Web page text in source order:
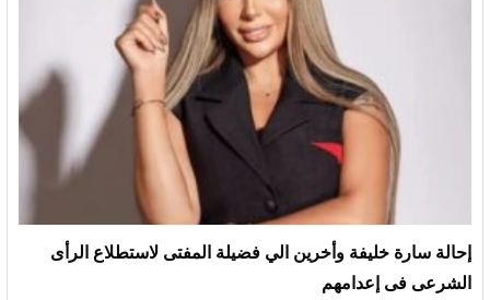
إحالة سارة خليفة وأخرين الي فضيلة المفتى لاستطلاع الرأى
الشرعى فى إعدامهم